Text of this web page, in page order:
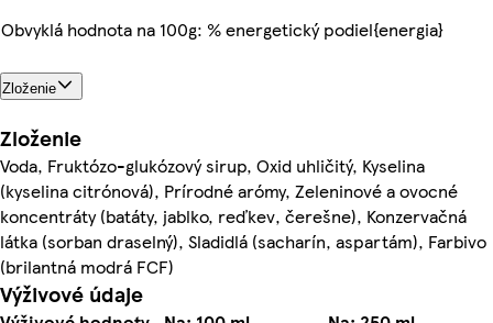
Obvyklá hodnota na 100g: % energetický podiel{energia}
Zloženie
Zloženie
Voda, Fruktózo-glukózový sirup, Oxid uhličitý, Kyselina
(kyselina citrónová), Prírodné arómy, Zeleninové a ovocné
koncentráty (batáty, jablko, reďkev, čerešne), Konzervačná
látka (sorban draselný), Sladidlá (sacharín, aspartám), Farbivo
(brilantná modrá FCF)
Výživové údaje